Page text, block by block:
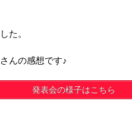
た。
んの感想です♪
発表会の様子はこちら